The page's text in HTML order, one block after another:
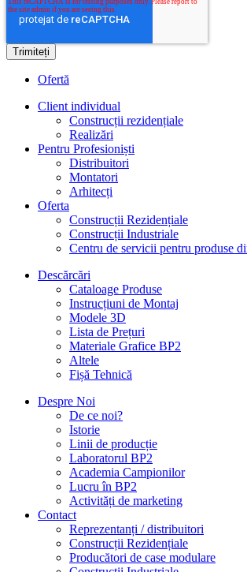
Ofertă
Client individual
Construcții rezidențiale
Realizări
Pentru Profesioniști
Distribuitori
Montatori
Arhitecți
Oferta
Construcții Rezidențiale
Construcții Industriale
Centru de servicii pentru produse
Descărcări
Cataloage Produse
Instrucțiuni de Montaj
Modele 3D
Lista de Prețuri
Materiale Grafice BP2
Altele
Fișă Tehnică
Despre Noi
De ce noi?
Istorie
Linii de producție
Laboratorul BP2
Academia Campionilor
Lucru în BP2
Activități de marketing
Contact
Reprezentanți / distribuitori
Construcții Rezidențiale
Producători de case modulare